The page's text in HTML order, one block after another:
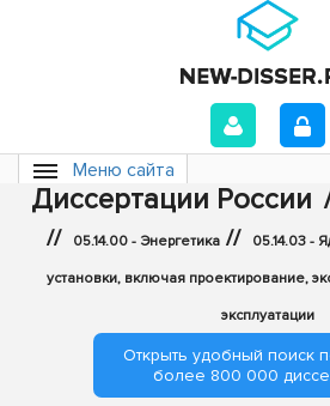
Меню сайта
Диссертации России
// 05.14.00 - Энергетика // 05.14.03 -
установки, включая проектирование,
эксплуатации
Открыть удобный поиск
более 800 000